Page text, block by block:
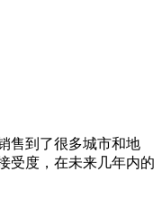
售到了很多城市和地
受度，在未来几年内的